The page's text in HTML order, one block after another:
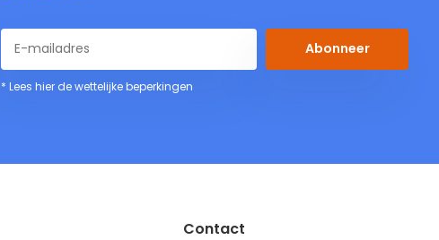
Abonneer
* Lees hier de wettelijke beperkingen
Contact